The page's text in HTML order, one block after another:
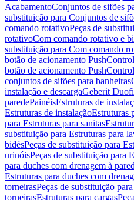
AcabamentoConjuntos de sifões
substituição para Conjuntos de
comando rotativoPeças de
rotativoCom comando rotativo e
substituição para Com comando
botão de acionamento PushControl
botão de acionamento PushControl
conjuntos de sifões para banheiras
instalação e descargaGeberit
paredePainéisEstruturas de
Estruturas de instalaçãoEstruturas
para Estruturas para sanitas
substituição para Estruturas para
bidésPeças de substituição para
urinóisPeças de substituição para
para duches com drenagem à
Estruturas para duches com
torneirasPeças de substituição
torneirasEstruturas para cargas